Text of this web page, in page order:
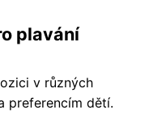
plavání
v různých
preferencím dětí.